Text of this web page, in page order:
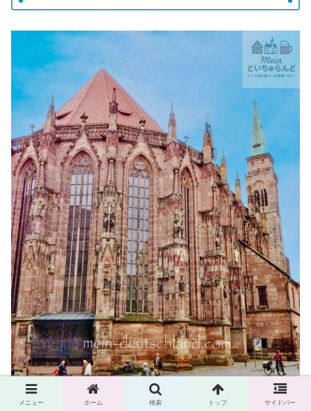
メニュー ホーム 検索 トップ サイドバー